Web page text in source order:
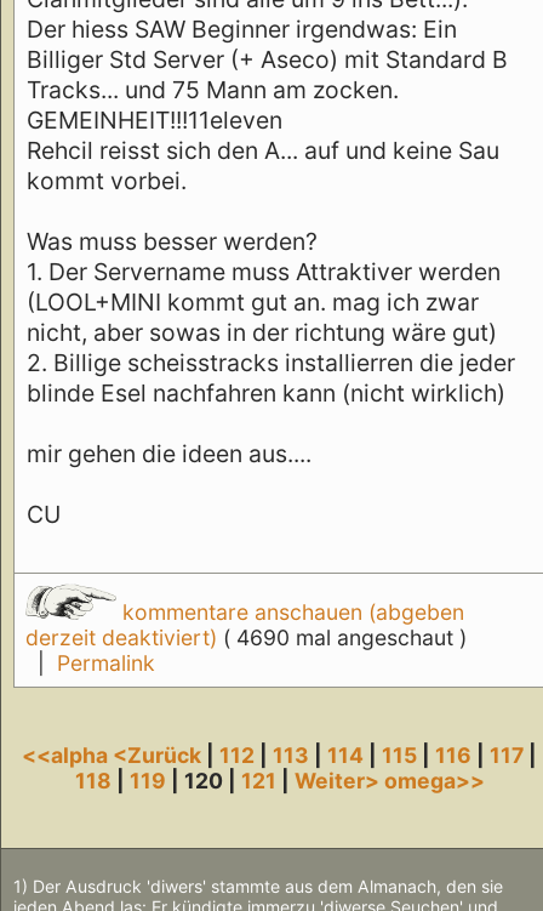
Der hiess SAW Beginner irgendwas: Ein
Billiger Std Server (+ Aseco) mit Standard B
Tracks... und 75 Mann am zocken.
GEMEINHEIT!!!11eleven
Rehcil reisst sich den A... auf und keine Sau
kommt vorbei.
Was muss besser werden?
1. Der Servername muss Attraktiver werden
(LOOL+MINI kommt gut an. mag ich zwar
nicht, aber sowas in der richtung wäre gut)
2. Billige scheisstracks installierren die jeder
blinde Esel nachfahren kann (nicht wirklich)
mir gehen die ideen aus....
CU
kommentare anschauen (abgeben
derzeit deaktiviert) ( 4690 mal angeschaut )
Permalink
<<alpha <Zurück 112 113 114 115 116 117
118
119 | 120 | 121 Weiter> omega>>
1) Der Ausdruck 'diwers' stammte aus dem Almanach, den sie
jeden Abend las: Er kündigte immerzu 'diwerse Seuchen' und